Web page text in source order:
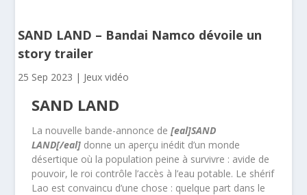
SAND LAND – Bandai Namco dévoile un
story trailer
25 Sep 2023 | Jeux vidéo
SAND LAND
La nouvelle bande-annonce de[eal]SAND
LAND[/eal] donne un aperçu inédit d’un monde
désertique où la population peine à survivre : avide de
pouvoir, le roi contrôle l’accès à l’eau potable. Le shérif
Lao est convaincu d’une chose : quelque part dans le